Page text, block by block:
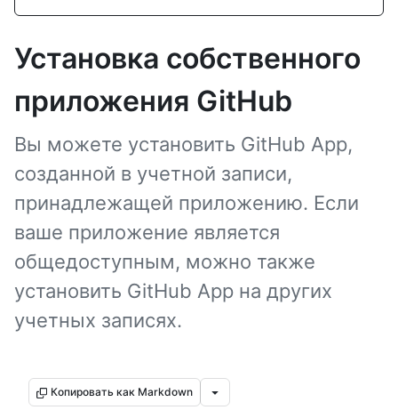
Установка собственного
приложения GitHub
Вы можете установить GitHub App,
созданной в учетной записи,
принадлежащей приложению. Если
ваше приложение является
общедоступным, можно также
установить GitHub App на других
учетных записях.
Копировать как Markdown